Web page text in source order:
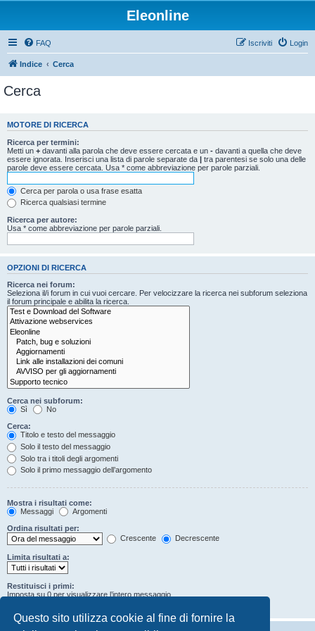
Questo sito utilizza cookie al fine di fornire la
Eleonline
FAQ Login
Iscriviti
Indice Cerca
Cerca
MOTORE DI RICERCA
Ricerca per termini:
Metti un + davanti alla parola che deve essere cercata e un - davanti a quella che deve
essere ignorata. Inserisci una lista di parole separate da | tra parentesi se solo una delle
parole deve essere cercata. Usa * come abbreviazione per parole parziali.
Cerca per parola o usa frase esatta
Ricerca qualsiasi termine
Ricerca per autore:
Usa * come abbreviazione per parole parziali.
OPZIONI DI RICERCA
Ricerca nei forum:
Seleziona il/i forum in cui vuoi cercare. Per velocizzare la ricerca nei subforum seleziona
il forum principale e abilita la ricerca.
Cerca nei subforum:
Sì
No
Cerca:
Titolo e testo del messaggio
Solo il testo del messaggio
Solo tra i titoli degli argomenti
Solo il primo messaggio dell’argomento
Mostra i risultati come:
Messaggi
Argomenti
Ordina risultati per:
Crescente
Decrescente
Limita risultati a:
Restituisci i primi:
Imposta su 0 per visualizzare l’intero messaggio.